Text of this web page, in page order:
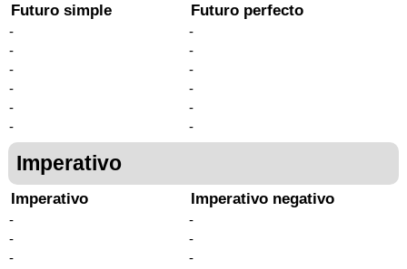
Futuro simple
-
-
-
-
-
-
Futuro perfecto
-
-
-
-
-
-
Imperativo
Imperativo
-
-
-
Imperativo negativo
-
-
-